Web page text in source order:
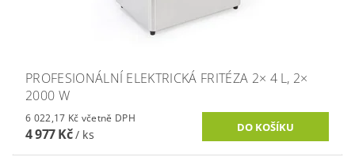
PROFESIONÁLNÍ ELEKTRICKÁ FRITÉZA 2× 4 L, 2×
2000 W
6 022,17 Kč včetně DPH
4 977 Kč/ ks